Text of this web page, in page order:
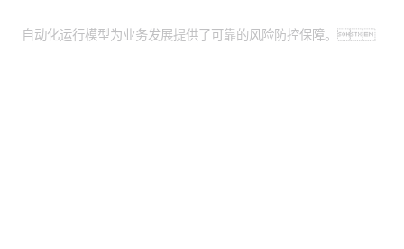
自动化运行模型为业务发展提供了可靠的风险防控保障。